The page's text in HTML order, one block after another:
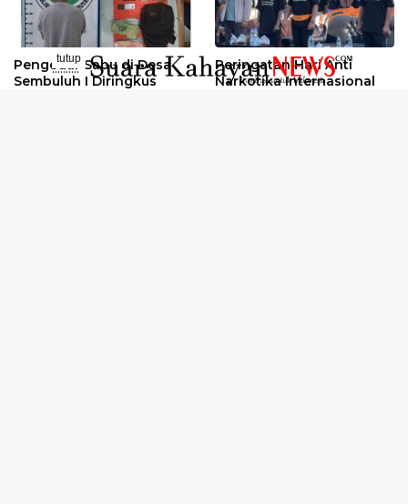
Pengedar Sabu di Desa
Sembuluh I Diringkus
Peringatan Hari Anti
Narkotika Internasional
tutup
..........